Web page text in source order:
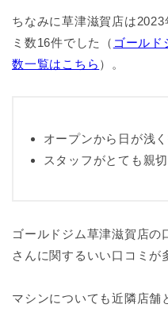
ちなみに草津滋賀店は
ミ数16件でした（ ゴールド
数一覧はこちら ）。
オープンから日が浅
スタッフがとても親切
ゴールドジム草津滋賀店の
さんに関するいい口コミが
マシンについても近隣店舗